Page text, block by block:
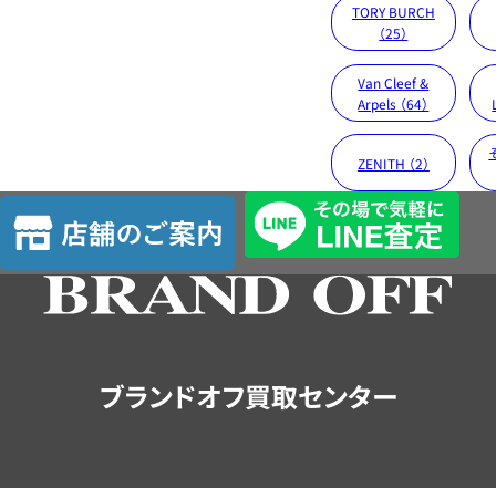
TORY BURCH
（25）
Van Cleef &
Arpels （64）
ZENITH （2）
店
舗
の
ブランドオフ買取センター